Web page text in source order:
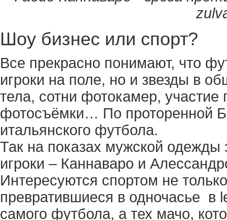
Шоу бизнес или спорт?
Все прекрасно понимают, что
игроки на поле, но и звезды в
тела, сотни фотокамер,
фотосъёмки… По проторенной
итальянского футбола.
Так на показах мужской одежды
игроки – Каннаваро и
Интересуются спортом не
превратившиеся в одночасье в
самого футбола, а тех мачо,